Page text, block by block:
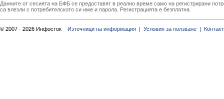
Данните от сесията на БФБ се предоставят в реално време само на регистрирани
са влезли с потребителското си име и парола. Регистрацията е безплатна.
© 2007 - 2026 Инфосток Източници на информация | Условия за ползване |